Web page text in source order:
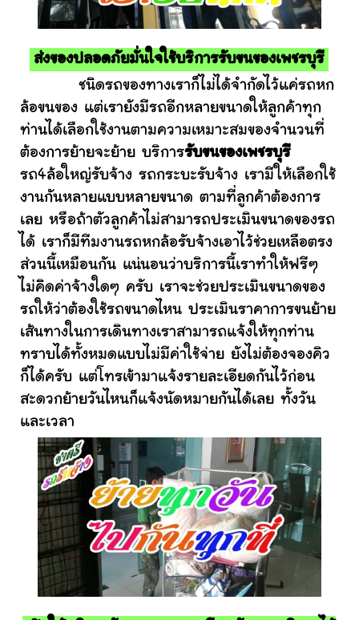
ส่งของปลอดภัยมั่นใจใช้บริการรับขนของเพชรบุรี
ชนิดรถของทางเราก็ไม่ได้จำกัดไว้แค่รถหก
ล้อขนของ แต่เรายังมีรถอีกหลายขนาดให้ลูกค้าทุก
ท่านได้เลือกใช้งานตามความเหมาะสมของจำนวนที่
ต้องการย้ายจะย้าย บริการรับขนของเพชรบุรี
รถ4ล้อใหญ่รับจ้าง รถกระบะรับจ้าง เรามีให้เลือกใช้
งานกันหลายแบบหลายขนาด ตามที่ลูกค้าต้องการ
เลย หรือถ้าตัวลูกค้าไม่สามารถประเมินขนาดของรถ
ได้ เราก็มีทีมงานรถหกล้อรับจ้างเอาไว้ช่วยเหลือตรง
ส่วนนี้เหมือนกัน แน่นอนว่าบริการนี้เราทำให้ฟรีๆ
ไม่คิดค่าจ้างใดๆ ครับ เราจะช่วยประเมินขนาดของ
รถให้ว่าต้องใช้รถขนาดไหน ประเมินราคาการขนย้าย
เส้นทางในการเดินทางเราสามารถแจ้งให้ทุกท่าน
ทราบได้ทั้งหมดแบบไม่มีค่าใช้จ่าย ยังไม่ต้องจองคิว
ก็ได้ครับ แต่โทรเข้ามาแจ้งรายละเอียดกันไว้ก่อน
สะดวกย้ายวันไหนก็แจ้งนัดหมายกันได้เลย ทั้งวัน
และเวลา